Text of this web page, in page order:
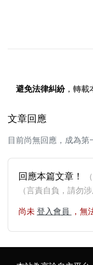
避免法律糾紛，轉載
文章回應
目前尚無回應，成為第
回應本篇文章！
（言責自負，請勿
尚未 登入會員 ，無